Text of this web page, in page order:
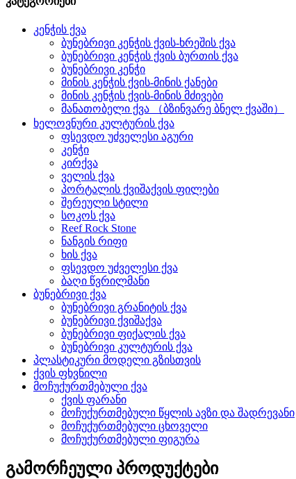
კენჭის ქვა
ბუნებრივი კენჭის ქვის-ხრეშის ქვა
ბუნებრივი კენჭის ქვის ბურთის ქვა
ბუნებრივი კენჭი
მინის კენჭის ქვის-მინის ქანები
მინის კენჭის ქვის-მინის მძივები
მანათობელი ქვა （ბზინვარე ბნელ ქვაში）
ხელოვნური კულტურის ქვა
ფსევდო უძველესი აგური
კენჭი
კირქვა
ველის ქვა
პორტალის ქვიშაქვის ფილები
შერეული სტილი
სოკოს ქვა
Reef Rock Stone
ნანგის რიფი
ხის ქვა
ფსევდო უძველესი ქვა
ბაღი წვრილმანი
ბუნებრივი ქვა
ბუნებრივი გრანიტის ქვა
ბუნებრივი ქვიშაქვა
ბუნებრივი ფიქალის ქვა
ბუნებრივი კულტურის ქვა
პლასტიკური მოდელი გზისთვის
ქვის ფხვნილი
მოჩუქურთმებული ქვა
ქვის ფარანი
მოჩუქურთმებული წყლის ავზი და შადრევანი
მოჩუქურთმებული ცხოველი
მოჩუქურთმებული ფიგურა
გამორჩეული პროდუქტები